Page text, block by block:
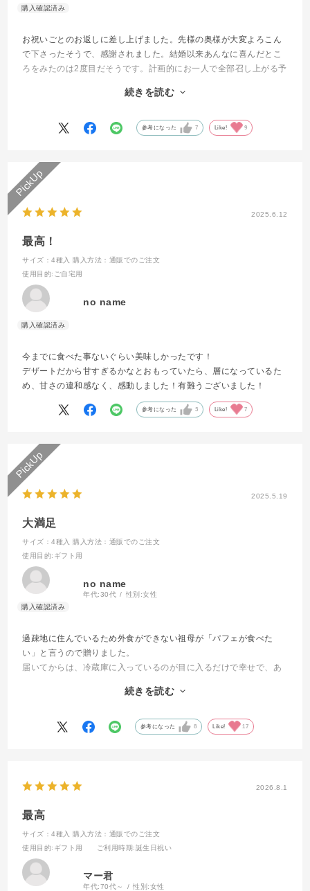
お祝いごとのお返しに差し上げました。先様の奥様が大変よろこん
で下さったそうで、感謝されました。結婚以来あんなに喜んだとこ
ろをみたのは2度目だそうです。計画的にお一人で全部召し上がる予
も目を細めているようすで、ほほ笑ましかったです。以前に別の方
がとうございました。
続きを読む
参考になった 7 Like! 9
2025.6.12
最高！
サイズ：4種入 購入方法：通販でのご注文
使用目的:ご自宅用
no name
今までに食べた事ないぐらい美味しかったです！
デザートだから甘すぎるかなとおもっていたら、層になっているた
め、甘さの違和感なく、感動しました！有難うございました！
参考になった 3 Like! 7
2025.5.19
大満足
サイズ：4種入 購入方法：通販でのご注文
使用目的:ギフト用
no name
年代:30代 性別:女性
過疎地に住んでいるため外食ができない祖母が「パフェが食べた
い」と言うので贈りました。
届いてからは、冷蔵庫に入っているのが目に入るだけで幸せで、あ
祖母の住んでいる地域はコンビニが一軒あるくらいで、テレビのワ
ことはできません。そんな暮らしの中で、祖母がこのパフェでとび
続きを読む
参考になった 8 Like! 17
2026.8.1
最高
サイズ：4種入
購入方法：通販でのご注文
使用目的:ギフト用 ご利用時期:誕生日祝い
マー君
年代:70代～ 性別:女性